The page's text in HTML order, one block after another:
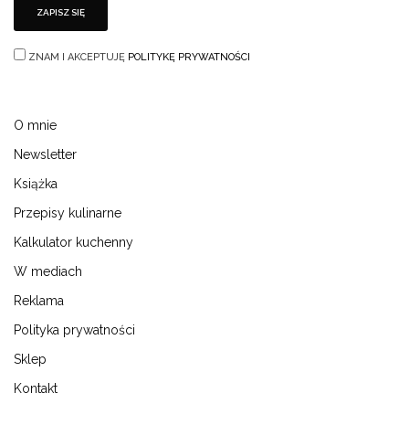
ZNAM I AKCEPTUJĘ POLITYKĘ PRYWATNOŚCI
O mnie
Newsletter
Książka
Przepisy kulinarne
Kalkulator kuchenny
W mediach
Reklama
Polityka prywatności
Sklep
Kontakt